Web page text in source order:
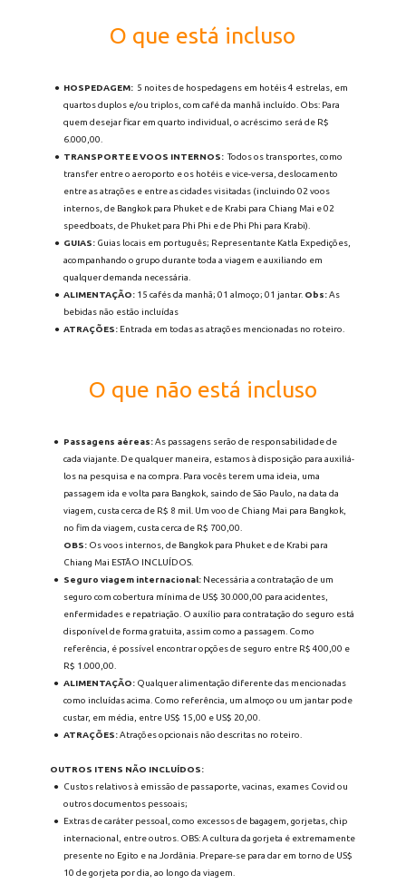
O que está incluso
HOSPEDAGEM: 5 noites de hospedagens em hotéis 4 estrelas, em
quartos duplos e/ou triplos, com café da manhã incluído. Obs: Para
quem desejar ficar em quarto individual, o acréscimo será de R$
6.000,00.
TRANSPORTE E VOOS INTERNOS: Todos os transportes, como
transfer entre o aeroporto e os hotéis e vice-versa, deslocamento
entre as atrações e entre as cidades visitadas (incluindo 02 voos
internos, de Bangkok para Phuket e de Krabi para Chiang Mai e 02
speedboats, de Phuket para Phi Phi e de Phi Phi para Krabi).
GUIAS: Guias locais em português; Representante Katla Expedições,
acompanhando o grupo durante toda a viagem e auxiliando em
qualquer demanda necessária.
ALIMENTAÇÃO: 15 cafés da manhã; 01 almoço; 01 jantar. Obs: As
bebidas não estão incluídas
ATRAÇÕES: Entrada em todas as atrações mencionadas no roteiro.
O que não está incluso
Passagens aéreas: As passagens serão de responsabilidade de
cada viajante. De qualquer maneira, estamos à disposição para auxiliá-
los na pesquisa e na compra. Para vocês terem uma ideia, uma
passagem ida e volta para Bangkok, saindo de São Paulo, na data da
viagem, custa cerca de R$ 8 mil. Um voo de Chiang Mai para Bangkok,
no fim da viagem, custa cerca de R$ 700,00.
OBS: Os voos internos, de Bangkok para Phuket e de Krabi para
Chiang Mai ESTÃO INCLUÍDOS.
Seguro viagem internacional: Necessária a contratação de um
seguro com cobertura mínima de US$ 30.000,00 para acidentes,
enfermidades e repatriação. O auxílio para contratação do seguro está
disponível de forma gratuita, assim como a passagem. Como
referência, é possível encontrar opções de seguro entre R$ 400,00 e
R$ 1.000,00.
ALIMENTAÇÃO: Qualquer alimentação diferente das mencionadas
como incluídas acima. Como referência, um almoço ou um jantar pode
custar, em média, entre US$ 15,00 e US$ 20,00.
ATRAÇÕES: Atrações opcionais não descritas no roteiro.
OUTROS ITENS NÃO INCLUÍDOS:
Custos relativos à emissão de passaporte, vacinas, exames Covid ou
outros documentos pessoais;
Extras de caráter pessoal, como excessos de bagagem, gorjetas, chip
internacional, entre outros. OBS: A cultura da gorjeta é extremamente
presente no Egito e na Jordânia. Prepare-se para dar em torno de US$
10 de gorjeta por dia, ao longo da viagem.